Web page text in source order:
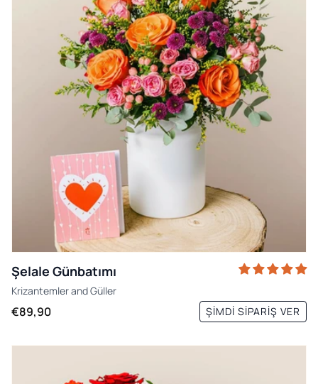
Şelale Günbatımı
KrizantemlerandGüller
€89,90 ŞIMDI SIPARIŞ VER